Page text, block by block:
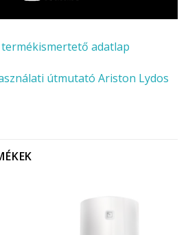
adatlap
útmutató Ariston Lydos